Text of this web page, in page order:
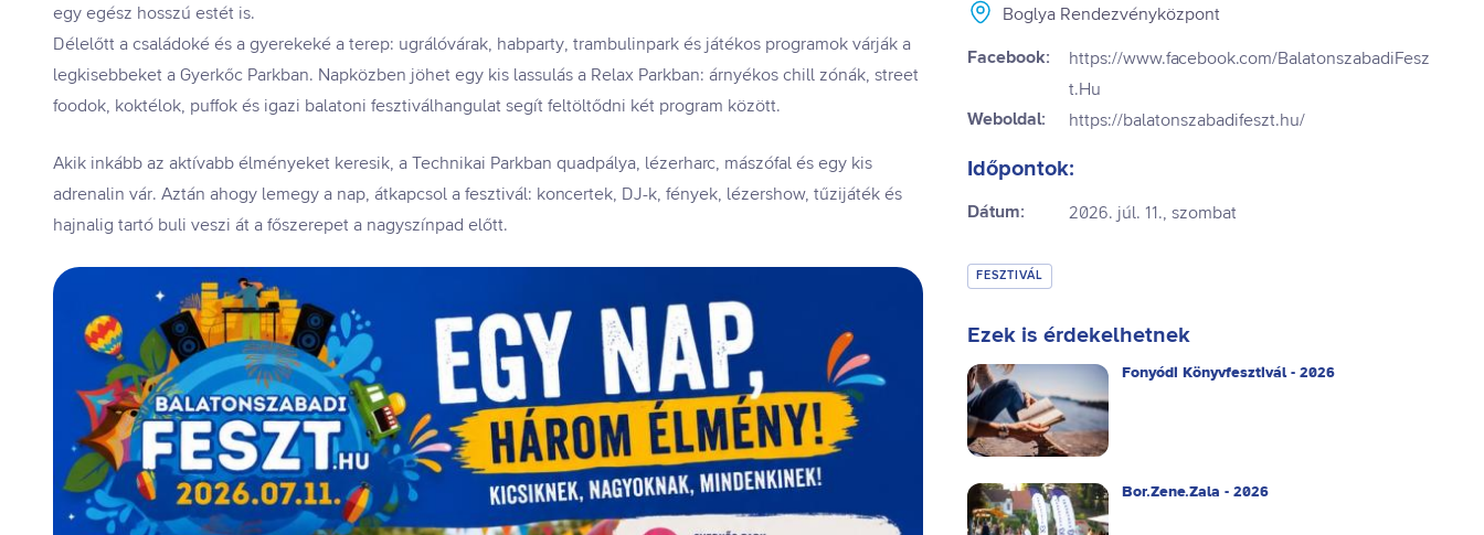
egy egész hosszú estét is.
Délelőtt a családoké és a gyerekeké a terep: ugrálóvárak, habparty, trambulinpark és játékos programok várják a
legkisebbeket a Gyerkőc Parkban. Napközben jöhet egy kis lassulás a Relax Parkban: árnyékos chill zónák, street
foodok, koktélok, puffok és igazi balatoni fesztiválhangulat segít feltöltődni két program között.
Akik inkább az aktívabb élményeket keresik, a Technikai Parkban quadpálya, lézerharc, mászófal és egy kis
adrenalin vár. Aztán ahogy lemegy a nap, átkapcsol a fesztivál: koncertek, DJ-k, fények, lézershow, tűzijáték és
hajnalig tartó buli veszi át a főszerepet a nagyszínpad előtt.
Boglya Rendezvényközpont
Facebook:
https://www.facebook.com/BalatonszabadiFesz
t.Hu
Weboldal: https://balatonszabadifeszt.hu/
Időpontok:
Dátum: 2026. júl. 11., szombat
FESZTIVÁL
Ezek is érdekelhetnek
Fonyódi Könyvfesztivál - 2026
Bor.Zene.Zala - 2026